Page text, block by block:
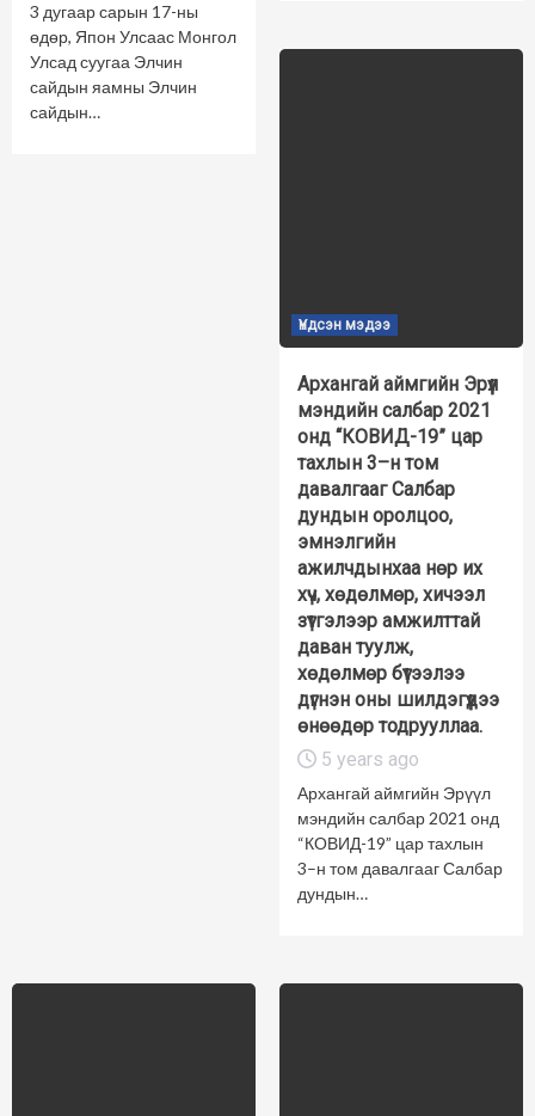
3 дугаар сарын 17-ны
өдөр, Япон Улсаас Монгол
Улсад суугаа Элчин
сайдын яамны Элчин
сайдын…
Үндсэн мэдээ
Архангай аймгийн Эрүүл
мэндийн салбар 2021
онд “КОВИД-19” цар
тахлын 3–н том
давалгааг Салбар
дундын оролцоо,
эмнэлгийн
ажилчдынхаа нөр их
хүч, хөдөлмөр, хичээл
зүтгэлээр амжилттай
даван туулж,
хөдөлмөр бүтээлээ
дүгнэн оны шилдэгүүдээ
өнөөдөр тодрууллаа.
5 years ago
Архангай аймгийн Эрүүл
мэндийн салбар 2021 онд
“КОВИД-19” цар тахлын
3–н том давалгааг Салбар
дундын…